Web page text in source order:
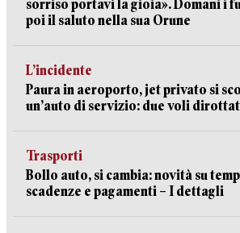
sorriso portavi la gioia». Domani i
poi il saluto nella sua Orune
L’incidente
Paura in aeroporto, jet privato si
un’auto di servizio: due voli
Trasporti
Bollo auto, si cambia: novità su
scadenze e pagamenti – I dettagli